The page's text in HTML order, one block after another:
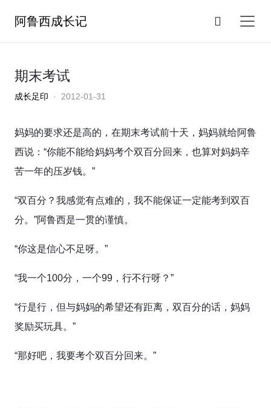
阿鲁西成长记
期末考试
成长足印 · 2012-01-31
妈妈的要求还是高的，在期末考试前十天，妈妈就给阿鲁
西说：“你能不能给妈妈考个双百分回来，也算对妈妈辛
苦一年的压岁钱。”
“双百分？我感觉有点难的，我不能保证一定能考到双百
分。”阿鲁西是一贯的谨慎。
“你这是信心不足呀。”
“我一个100分，一个99，行不行呀？”
“行是行，但与妈妈的希望还有距离，双百分的话，妈妈
奖励买玩具。”
“那好吧，我要考个双百分回来。”